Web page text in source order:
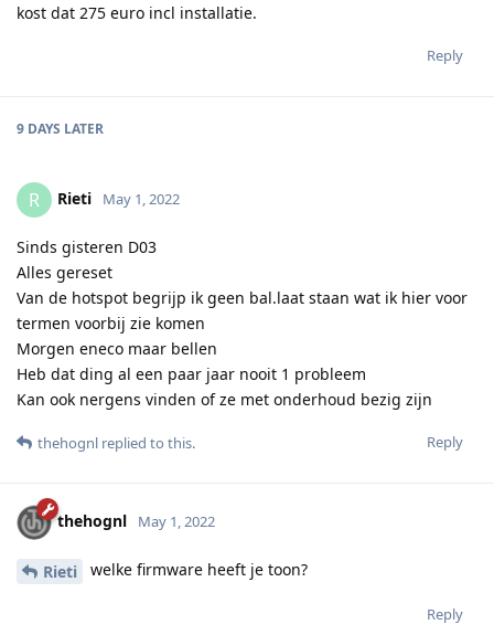
kost dat 275 euro incl installatie.
Reply
9 DAYS LATER
R Rieti May 1, 2022
Sinds gisteren D03
Alles gereset
Van de hotspot begrijp ik geen bal.laat staan wat ik hier voor
termen voorbij zie komen
Morgen eneco maar bellen
Heb dat ding al een paar jaar nooit 1 probleem
Kan ook nergens vinden of ze met onderhoud bezig zijn
Reply
thehognl replied to this.
thehognl May 1, 2022
Rieti welke firmware heeft je toon?
Reply